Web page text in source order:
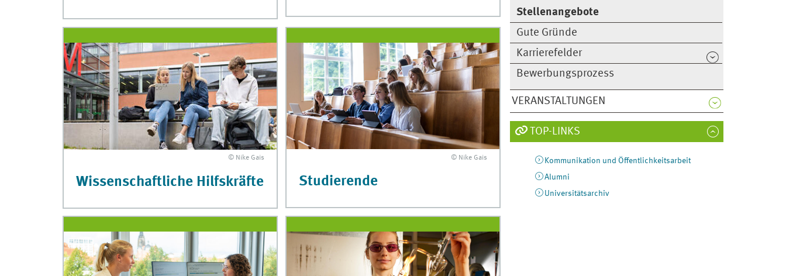
Stellenangebote
Gute Gründe
Karrierefelder
Bewerbungsprozess
VERANSTALTUNGEN
© Nike Gais
Wissenschaftliche Hilfskräfte
© Nike Gais
Studierende
TOP-LINKS
Kommunikation und Öffentlichkeitsarbeit
Alumni
Universitätsarchiv